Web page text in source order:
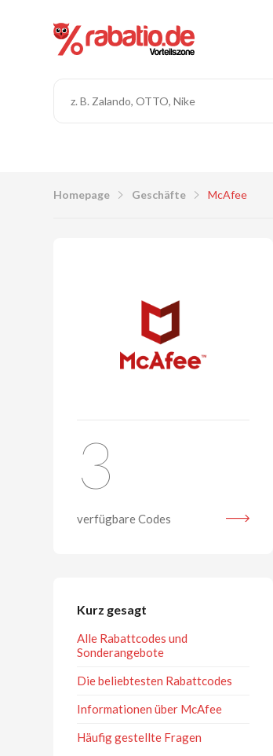
Homepage Geschäfte McAfee
3
verfügbare Codes
Kurz gesagt
Alle Rabattcodes und
Sonderangebote
Die beliebtesten Rabattcodes
Informationen über McAfee
Häufig gestellte Fragen